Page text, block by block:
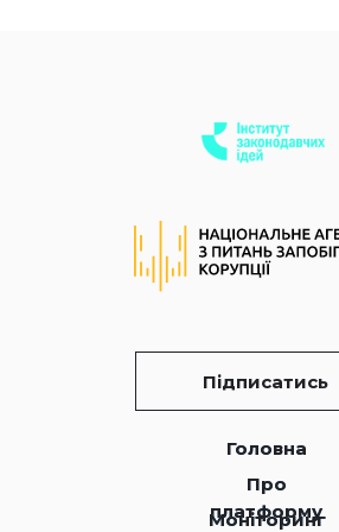
Головна
Головна
Про
платформу
Про
платформу
Моніторинг
Моніторинг
Підписатись